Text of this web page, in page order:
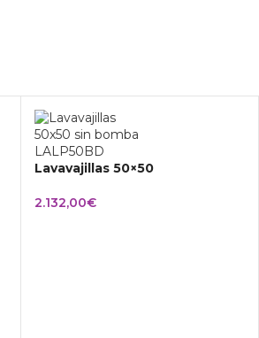
Lavavajillas 50×50
2.132,00€